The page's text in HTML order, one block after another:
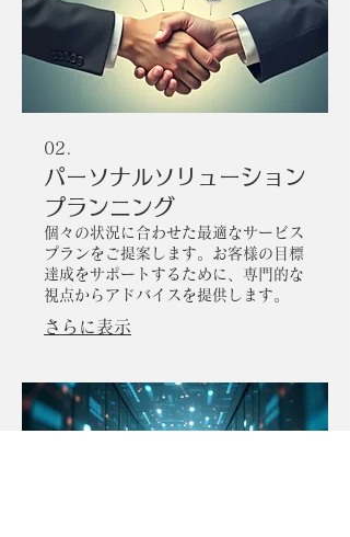
02.
パーソナルソリューション
プランニング
個々の状況に合わせた最適なサービス
プランをご提案します。お客様の目標
達成をサポートするために、専門的な
視点からアドバイスを提供します。
さらに表示